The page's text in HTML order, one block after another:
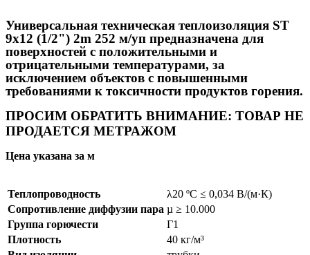
Универсальная техническая теплоизоляция ST
9x12 (1/2") 2m 252 м/уп предназначена для
поверхностей с положительными и
отрицательными температурами, за
исключением объектов с повышенными
требованиями к токсичности продуктов горения.
ПРОСИМ ОБРАТИТЬ ВНИМАНИЕ: ТОВАР НЕ
ПРОДАЕТСЯ МЕТРАЖОМ
Цена указана за м
Теплопроводность
λ20 ºC ≤ 0,034 В/(м·К)
Сопротивление диффузии пара µ ≥ 10.000
Группа горючести
Г1
Плотность
40 кг/м³